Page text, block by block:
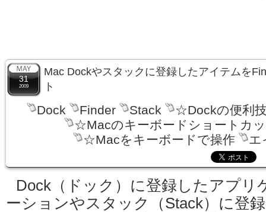
31
2009
Mac Dockやスタックに登録したアイテムを
ト
Dock Finder Stack
☆Dockの便利
☆Macのキーボードショートカ
☆Macをキーボードで操作
エ
Dock（ドック）に登録したアプリ
ーションやスタック（Stack）に登